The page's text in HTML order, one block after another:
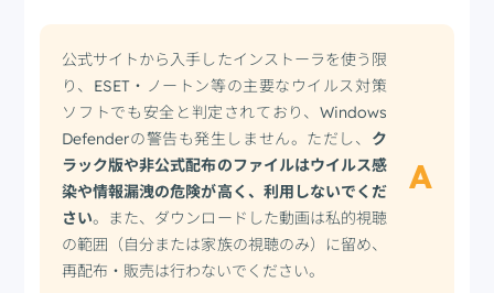
公式サイトから入手したインストーラを使う限
り、ESET・ノートン等の主要なウイルス対策
ソフトでも安全と判定されており、Windows
Defenderの警告も発生しません。ただし、 ク
ラック版や非公式配布のファイルはウイルス感
染や情報漏洩の危険が高く、利用しないでくだ
さい。また、ダウンロードした動画は私的視聴
の範囲（自分または家族の視聴のみ）に留め、
再配布・販売は行わないでください。
A